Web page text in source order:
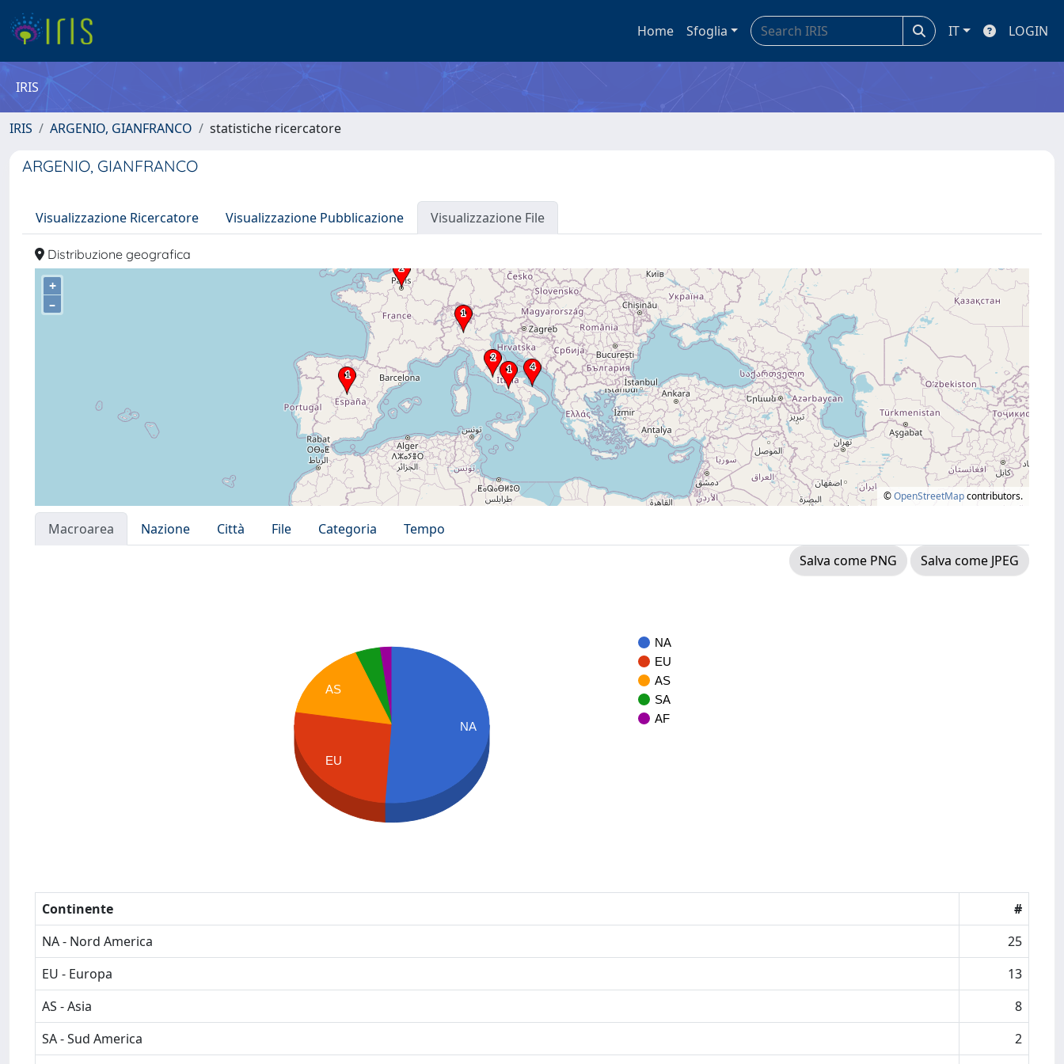
Home Sfoglia IT LOGIN
IRIS
IRIS ARGENIO, GIANFRANCO statistiche ricercatore
ARGENIO, GIANFRANCO
Visualizzazione Ricercatore Visualizzazione Pubblicazione Visualizzazione File
Distribuzione geografica
+
–
©OpenStreetMapcontributors.
Macroarea Nazione Città File Categoria
Tempo
Salva come PNG
Salva come JPEG
NA
EU
AS
SA
AF
AS
EU
NA
Continente
#
NA - Nord America
25
EU - Europa
13
AS - Asia
8
SA - Sud America
2